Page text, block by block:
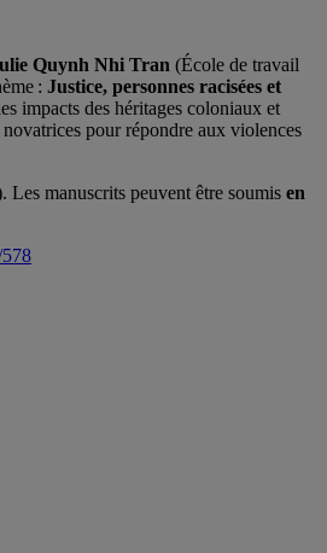
Quynh Nhi Tran (École de travail
: Justice, personnes racisées et
impacts des héritages coloniaux et
pour répondre aux violences
Les manuscrits peuvent être soumis en